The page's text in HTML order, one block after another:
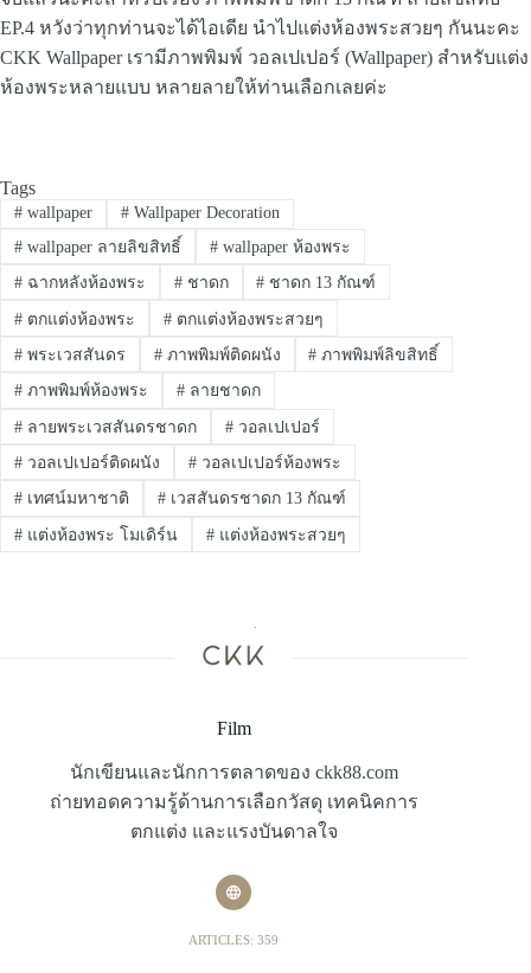
EP.4 หวังว่าทุกท่านจะได้ไอเดีย นำไปแต่งห้องพระสวยๆ กันนะคะ
CKK Wallpaper เรามีภาพพิมพ์ วอลเปเปอร์ (Wallpaper) สำหรับแต่ง
ห้องพระหลายแบบ หลายลายให้ท่านเลือกเลยค่ะ
Tags
#wallpaper #Wallpaper Decoration
#wallpaper ลายลิขสิทธิ์ #wallpaper ห้องพระ
#ฉากหลังห้องพระ #ชาดก # ชาดก 13 กัณฑ์
#ตกแต่งห้องพระ #ตกแต่งห้องพระสวยๆ
#พระเวสสันดร #ภาพพิมพ์ติดผนัง # ภาพพิมพ์ลิขสิทธิ์
#ภาพพิมพ์ห้องพระ #ลายชาดก
#ลายพระเวสสันดรชาดก #วอลเปเปอร์
#วอลเปเปอร์ติดผนัง #วอลเปเปอร์ห้องพระ
#เทศน์มหาชาติ #เวสสันดรชาดก 13 กัณฑ์
#แต่งห้องพระ โมเดิร์น #แต่งห้องพระสวยๆ
Film
นักเขียนและนักการตลาดของ ckk88.com
ถ่ายทอดความรู้ด้านการเลือกวัสดุ เทคนิคการ
ตกแต่ง และแรงบันดาลใจ
ARTICLES: 359